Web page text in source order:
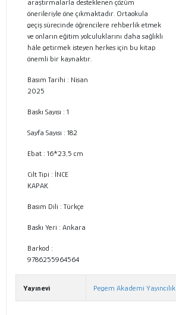
araştırmalarla desteklenen çözüm
önerileriyle öne çıkmaktadır. Ortaokula
geçiş sürecinde öğrencilere rehberlik etmek
ve onların eğitim yolculuklarını daha sağlıklı
hâle getirmek isteyen herkes için bu kitap
önemli bir kaynaktır.
Basım Tarihi : Nisan
2025
Baskı Sayısı : 1
Sayfa Sayısı : 182
Ebat : 16*23,5 cm
Cilt Tipi : İNCE
KAPAK
Basım Dili : Türkçe
Baskı Yeri : Ankara
Barkod :
9786255964564
Yayınevi Pegem Akademi Yayıncılık